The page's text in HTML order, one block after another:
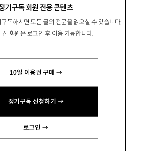
기구독 회원 전용 콘텐츠
구독하시면 모든 글의 전문을 읽으실 수 있습니다.
신 회원은 로그인 후 이용 가능합니다.
10일 이용권 구매 →
정기구독 신청하기 →
로그인 →
한강과의 대화
』 등이 있음.